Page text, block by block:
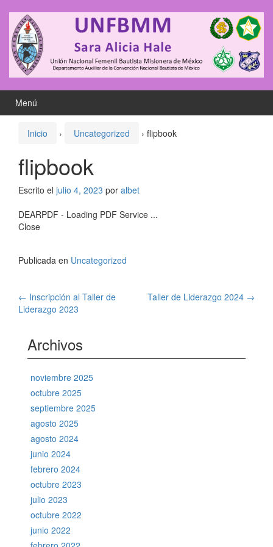
contenido
meú
principal
Menú
Inicio › Uncategorized › flipbook
flipbook
Escrito el julio 4, 2023 por albet
DEARPDF - Loading PDF Service ...
Close
Publicada en Uncategorized
Navegación
entradas
← Inscripción al Taller de
Liderazgo 2023
Taller de Liderazgo 2024 →
Archivos
noviembre 2025
octubre 2025
septiembre 2025
agosto 2025
agosto 2024
junio 2024
febrero 2024
octubre 2023
julio 2023
octubre 2022
junio 2022